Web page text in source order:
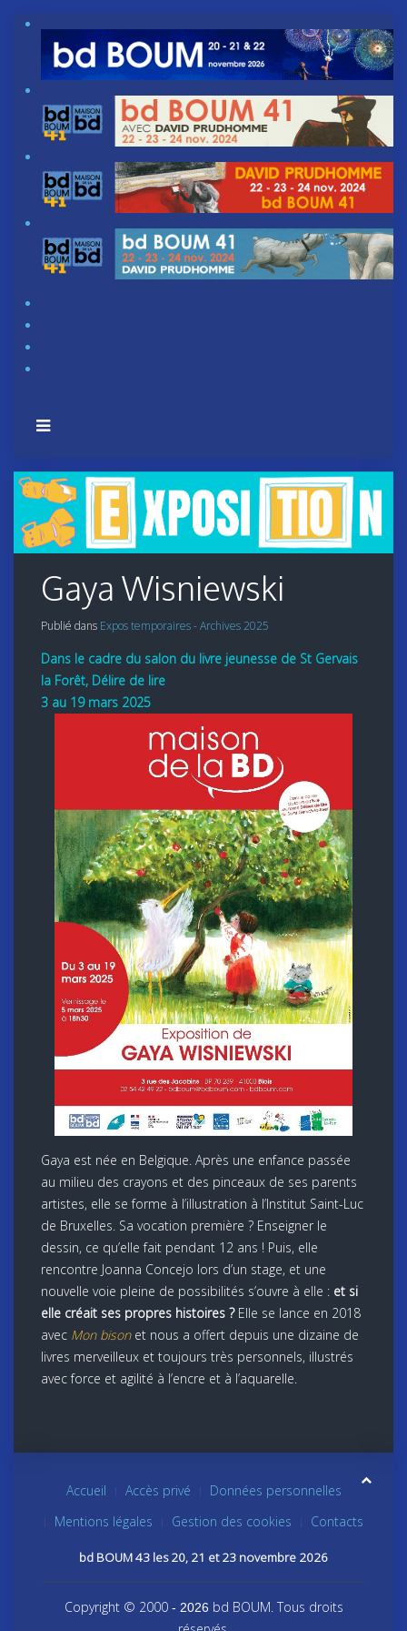
Gaya Wisniewski
Publié dans Expos temporaires - Archives 2025
Dans le cadre du salon du livre jeunesse de St Gervais
la Forêt, Délire de lire
3 au 19 mars 2025
Gaya est née en Belgique. Après une enfance passée
au milieu des crayons et des pinceaux de ses parents
artistes, elle se forme à l’illustration à l’Institut Saint-Luc
de Bruxelles. Sa vocation première ? Enseigner le
dessin, ce qu’elle fait pendant 12 ans ! Puis, elle
rencontre Joanna Concejo lors d’un stage, et une
nouvelle voie pleine de possibilités s’ouvre à elle : et si
elle créait ses propres histoires ?Elle se lance en 2018
avec Mon bisonet nous a offert depuis une dizaine de
livres merveilleux et toujours très personnels, illustrés
avec force et agilité à l’encre et à l’aquarelle.
Accueil Accès privé
Données personnelles
Mentions légales
Gestion des cookies Contacts
bd BOUM 43 les 20, 21 et 23 novembre 2026
Copyright © 2000- 2026 bd BOUM. Tous droits